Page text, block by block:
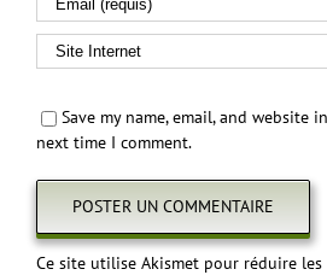
Save my name, email, and website
next time I comment.
Ce site utilise Akismet pour réduire les